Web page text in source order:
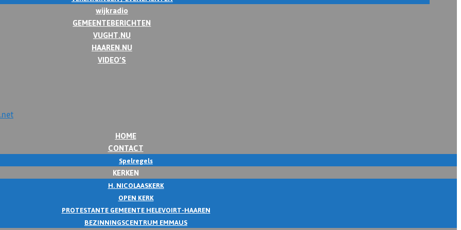
wijkradio
GEMEENTEBERICHTEN
VUGHT.NU
HAAREN.NU
VIDEO’S
HOME
CONTACT
Spelregels
KERKEN
H. NICOLAASKERK
OPEN KERK
PROTESTANTE GEMEENTE HELEVOIRT-HAAREN
BEZINNINGSCENTRUM EMMAUS